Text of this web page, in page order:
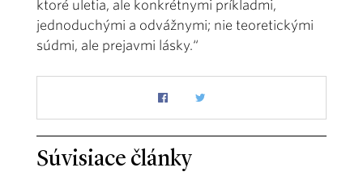
ktoré uletia, ale konkrétnymi príkladmi,
jednoduchými a odvážnymi; nie teoretickými
súdmi, ale prejavmi lásky.“
Súvisiace články